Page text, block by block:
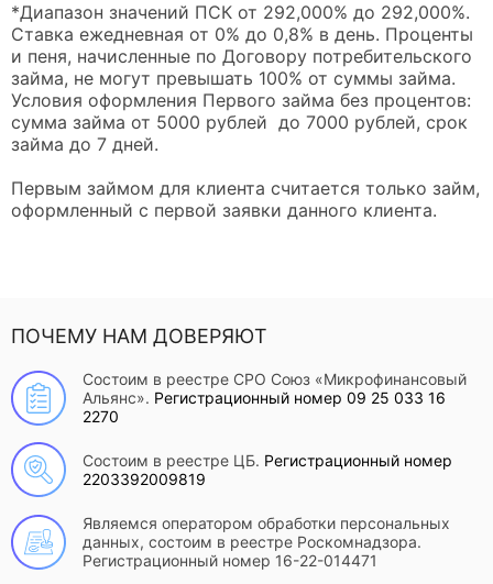
*Диапазон значений ПСК от 292,000% до 292,000%.
Ставка ежедневная от 0% до 0,8% в день. Проценты
и пеня, начисленные по Договору потребительского
займа, не могут превышать 100% от суммы займа.
Условия оформления Первого займа без процентов:
сумма займа от 5000 рублей до 7000 рублей, срок
займа до 7 дней.
Первым займом для клиента считается только займ,
оформленный с первой заявки данного клиента.
ПОЧЕМУ НАМ ДОВЕРЯЮТ
Состоим в реестре СРО Союз «Микрофинансовый
Альянс». Регистрационный номер 09 25 033 16
2270
Состоим в реестре ЦБ. Регистрационный номер
2203392009819
Являемся оператором обработки персональных
данных, состоим в реестре Роскомнадзора.
Регистрационный номер 16-22-014471